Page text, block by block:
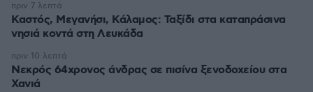
Καστός, Μεγανήσι, Κάλαμος: Ταξίδι στα καταπράσινα
νησιά κοντά στη Λευκάδα
πριν 7 λεπτά
Νεκρός 64χρονος άνδρας σε πισίνα ξενοδοχείου στα
Χανιά
πριν 10 λεπτά